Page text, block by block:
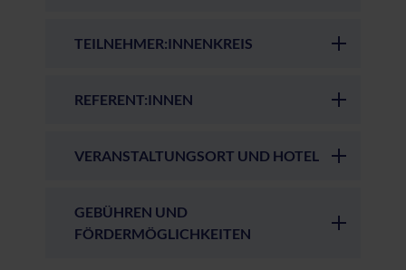
TEILNEHMER:INNENKREIS
REFERENT:INNEN
VERANSTALTUNGSORT UND HOTEL
GEBÜHREN UND
FÖRDERMÖGLICHKEITEN